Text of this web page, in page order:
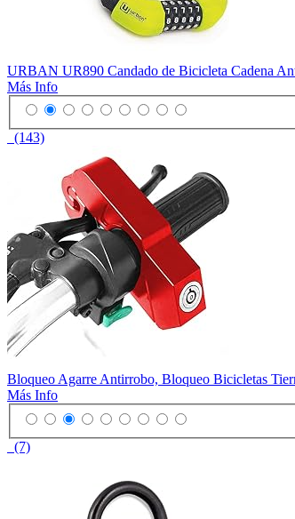
URBAN UR890 Candado de Bicicleta Cadena
Más Info
(143)
Bloqueo Agarre Antirrobo, Bloqueo Bicicletas
Más Info
(7)